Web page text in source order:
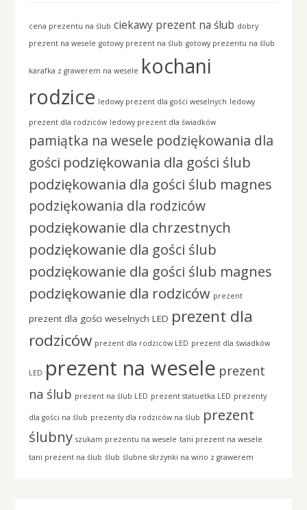
cena prezentu na ślub ciekawy prezent na ślub dobry
prezent na wesele gotowy prezent na ślub gotowy prezentu na ślub
karafka z grawerem na wesele kochani
rodzice ledowy prezent dla gości weselnych ledowy
prezent dla rodziców ledowy prezent dla świadków
pamiątka na wesele podziękowania dla
gości podziękowania dla gości ślub
podziękowania dla gości ślub magnes
podziękowania dla rodziców
podziękowanie dla chrzestnych
podziękowanie dla gości ślub
podziękowanie dla gości ślub magnes
podziękowanie dla rodziców prezent
prezent dla gości weselnych LED prezent dla
rodziców prezent dla rodziców LED prezent dla świadków
LED prezent na wesele prezent
na ślub prezent na ślub LED prezent statuetka LED prezenty
dla gości na ślub prezenty dla rodziców na ślub prezent
ślubny szukam prezentu na wesele tani prezent na wesele
tani prezent na ślub ślub ślubne skrzynki na wino z grawerem